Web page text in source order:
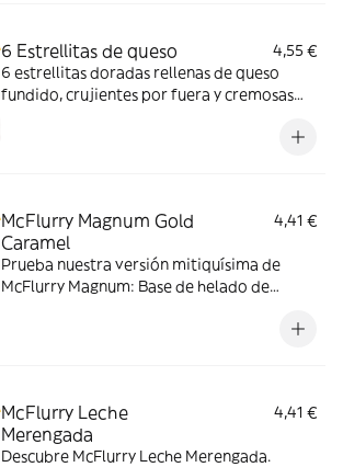
6 Estrellitas de queso
4,55 €
6 estrellitas doradas rellenas de queso
fundido, crujientes por fuera y cremosas
McFlurry Magnum Gold
Caramel
4,41 €
Prueba nuestra versión mitiquísima de
McFlurry Magnum: Base de helado de
Topping triturado de galleta con perlas y
McFlurry Leche
Merengada
4,41 €
Descubre McFlurry Leche Merengada.